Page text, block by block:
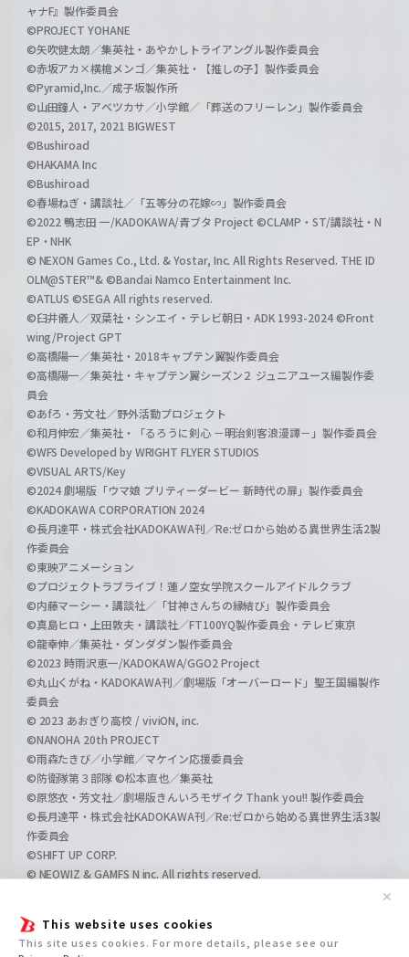
This website uses cookies
This site uses cookies. For more details, please see our
✕
ャナF』製作委員会
©PROJECT YOHANE
©矢吹健太朗／集英社・あやかしトライアングル製作委員会
©赤坂アカ×横槍メンゴ／集英社・【推しの子】製作委員会
©Pyramid,Inc.／成子坂製作所
©山田鐘人・アベツカサ／小学館／「葬送のフリーレン」製作委員会
©2015, 2017, 2021 BIGWEST
©Bushiroad
©HAKAMA Inc
©Bushiroad
©春場ねぎ・講談社／「五等分の花嫁∽」製作委員会
©2022 鴨志田 一/KADOKAWA/青ブタ Project ©CLAMP・ST/講談社・N
EP・NHK
© NEXON Games Co., Ltd. & Yostar, Inc. All Rights Reserved. THE ID
OLM@STER™& ©Bandai Namco Entertainment Inc.
©ATLUS ©SEGA All rights reserved.
©臼井儀人／双葉社・シンエイ・テレビ朝日・ADK 1993-2024 ©Front
wing/Project GPT
©高橋陽一／集英社・2018キャプテン翼製作委員会
©高橋陽一／集英社・キャプテン翼シーズン２ ジュニアユース編製作委
員会
©あfろ・芳文社／野外活動プロジェクト
©和月伸宏／集英社・「るろうに剣心 －明治剣客浪漫譚－」製作委員会
©WFS Developed by WRIGHT FLYER STUDIOS
©VISUAL ARTS/Key
©2024 劇場版「ウマ娘 プリティーダービー 新時代の扉」製作委員会
©KADOKAWA CORPORATION 2024
©長月達平・株式会社KADOKAWA刊／Re:ゼロから始める異世界生活2製
作委員会
©東映アニメーション
©プロジェクトラブライブ！蓮ノ空女学院スクールアイドルクラブ
©内藤マーシー・講談社／「甘神さんちの縁結び」製作委員会
©真島ヒロ・上田敦夫・講談社／FT100YQ製作委員会・テレビ東京
©龍幸伸／集英社・ダンダダン製作委員会
©2023 時雨沢恵一/KADOKAWA/GGO2 Project
©丸山くがね・KADOKAWA刊／劇場版「オーバーロード」聖王国編製作
委員会
© 2023 あおぎり高校 / viviON, inc.
©NANOHA 20th PROJECT
©雨森たきび／小学館／マケイン応援委員会
©防衛隊第３部隊 ©松本直也／集英社
©原悠衣・芳文社／劇場版きんいろモザイク Thank you!! 製作委員会
©長月達平・株式会社KADOKAWA刊／Re:ゼロから始める異世界生活3製
作委員会
©SHIFT UP CORP.
© NEOWIZ & GAMFS N inc. All rights reserved.
©GIRLS und PANZER Film Projekt
©GIRLS und PANZER Finale Projekt